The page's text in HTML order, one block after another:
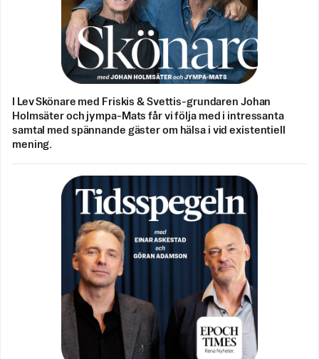
I Lev Skönare med Friskis & Svettis-grundaren Johan
Holmsäter och jympa-Mats får vi följa med i intressanta
samtal med spännande gäster om hälsa i vid existentiell
mening.